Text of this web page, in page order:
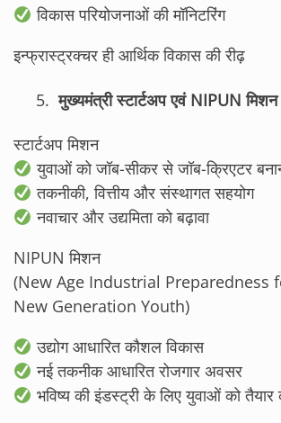
विकास परियोजनाओं की मॉनिटरिंग
इन्फ्रास्ट्रक्चर ही आर्थिक विकास की रीढ़
मुख्यमंत्री स्टार्टअप एवं NIPUN मिशन
स्टार्टअप मिशन
युवाओं को जॉब-सीकर से जॉब-क्रिएटर
तकनीकी, वित्तीय और संस्थागत सहयोग
नवाचार और उद्यमिता को बढ़ावा
NIPUN मिशन
(New Age Industrial Preparedness
New Generation Youth)
उद्योग आधारित कौशल विकास
नई तकनीक आधारित रोजगार अवसर
भविष्य की इंडस्ट्री के लिए युवाओं को तैयार